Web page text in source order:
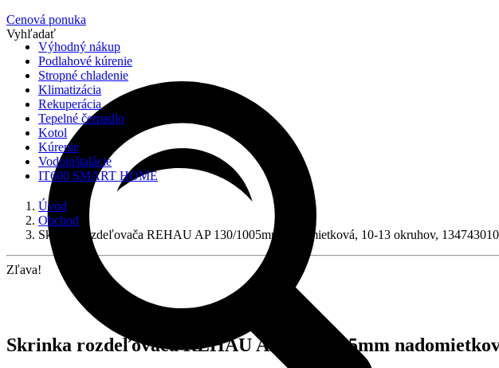
Cenová ponuka
Vyhľadať
Výhodný nákup
Podlahové kúrenie
Stropné chladenie
Klimatizácia
Rekuperácia
Tepelné čerpadlo
Kotol
Kúrenie
Vodoinštalácie
IT600 SMART HOME
Úvod
Obchod
Skrinka rozdeľovača REHAU AP 130/1005mm nadomietková, 10-13 okruhov,
Zľava!
Skrinka rozdeľovača REHAU AP 130/1005mm